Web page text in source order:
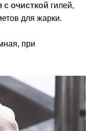
с очисткой гилей,
для жарки.
при